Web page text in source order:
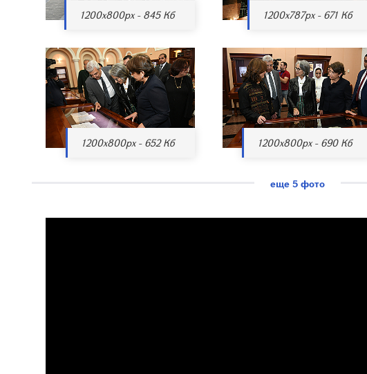
1200x800px - 845 Кб 1200x787px - 671 Кб
1200x800px - 652 Кб 1200x800px - 690 Кб
еще 5 фото